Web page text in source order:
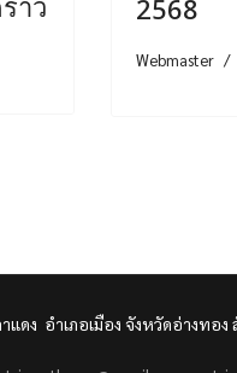
2568
Webmaster
แดง อำเภอเมือง จังหวัดอ่างท